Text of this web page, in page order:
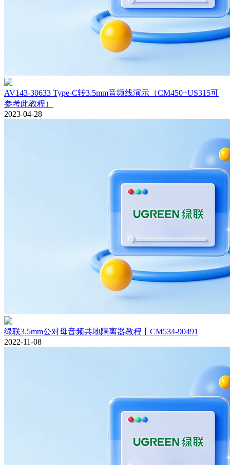
AV143-30633 Type-C转3.5mm音频线演示（CM450+US315可
参考此教程）
2023-04-28
绿联3.5mm公对母音频共地隔离器教程丨CM534-90491
2022-11-08